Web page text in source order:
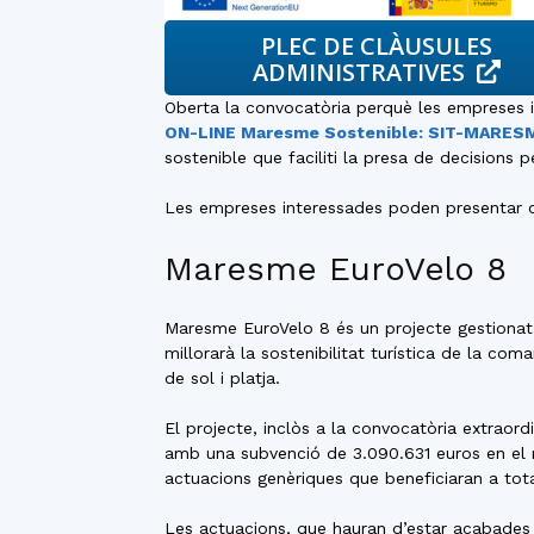
PLEC DE CLÀUSULES
ADMINISTRATIVES
Oberta la convocatòria perquè les
ON-LINE Maresme Sostenible: SIT-
sostenible que faciliti la presa de decisions
Les empreses interessades poden
Maresme EuroVelo 8
Maresme EuroVelo 8 és un projecte
millorarà la sostenibilitat turística de la
de sol i platja.
El projecte, inclòs a la convocatòria
amb una subvenció de 3.090.631 euros en
actuacions genèriques que beneficiaran a
Les actuacions, que hauran d’estar